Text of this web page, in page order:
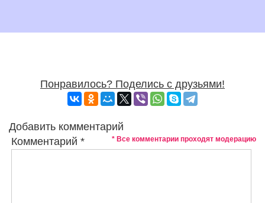
Понравилось? Поделись с друзьями!
Добавить комментарий
* Все комментарии проходят модерацию
Комментарий*